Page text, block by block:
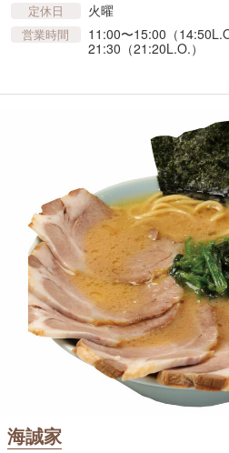
定休日 火曜
営業時間
11:00〜15:00（
21:30（21:20L.O.）
海誠家